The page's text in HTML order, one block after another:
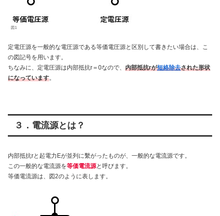
図1
定電圧源を一般的な電圧源である等価電圧源と区別して書きたい場合は、こ
の図記号を用います。
ちなみに、定電圧源は内部抵抗r＝0なので、 内部抵抗rが短絡除去された形状
になっています。
３．電流源とは？
内部抵抗rと起電力Eが並列に繫がったものが、一般的な電流源です。
この一般的な電流源を等価電流源と呼びます。
等価電流源は、図2のように表します。